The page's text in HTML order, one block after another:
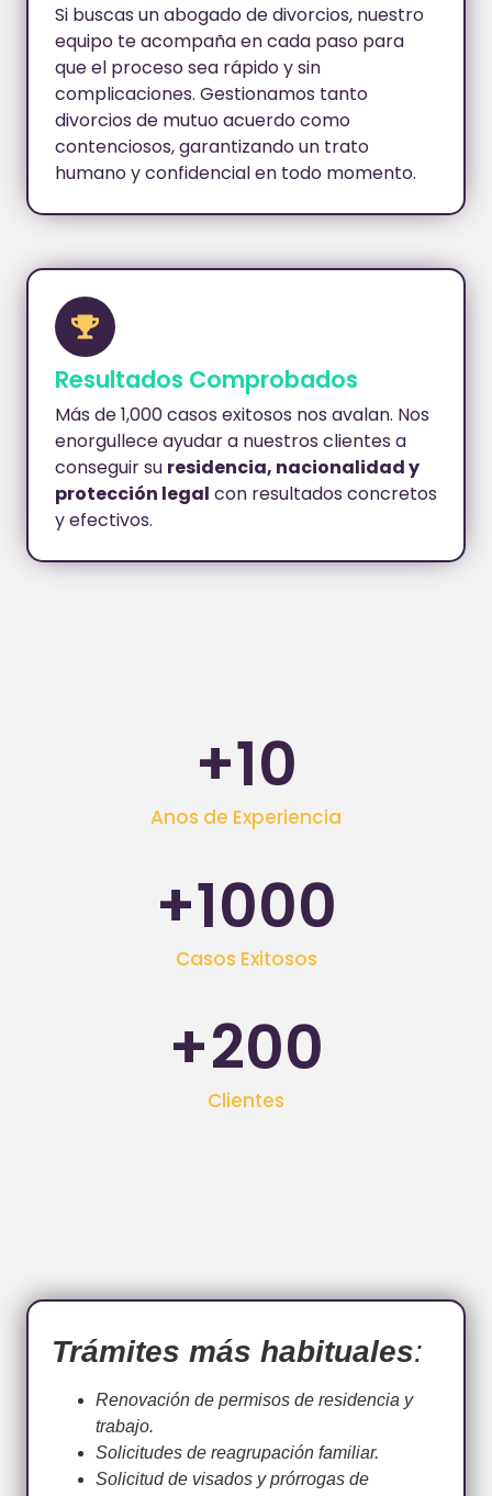
Si buscas un abogado de divorcios, nuestro
equipo te acompaña en cada paso para
que el proceso sea rápido y sin
complicaciones. Gestionamos tanto
divorcios de mutuo acuerdo como
contenciosos, garantizando un trato
humano y confidencial en todo momento.
Resultados Comprobados
Más de 1,000 casos exitosos nos avalan. Nos
enorgullece ayudar a nuestros clientes a
conseguir su residencia, nacionalidad y
protección legal con resultados concretos
y efectivos.
Anos de Experiencia
+10
Casos Exitosos
+1000
Clientes
+200
Trámites más habituales:
Renovación de permisos de residencia y
trabajo.
Solicitudes de reagrupación familiar.
Solicitud de visados y prórrogas de